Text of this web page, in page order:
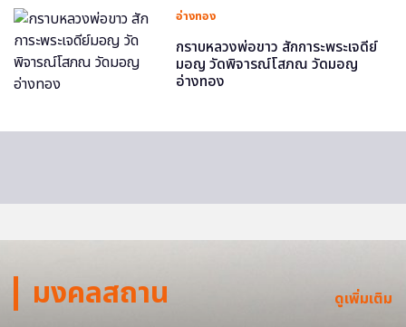
อ่างทอง
กราบหลวงพ่อขาว สักการะพระเจดีย์
มอญ วัดพิจารณ์โสภณ วัดมอญ
อ่างทอง
มงคลสถาน ดูเพิ่มเติม